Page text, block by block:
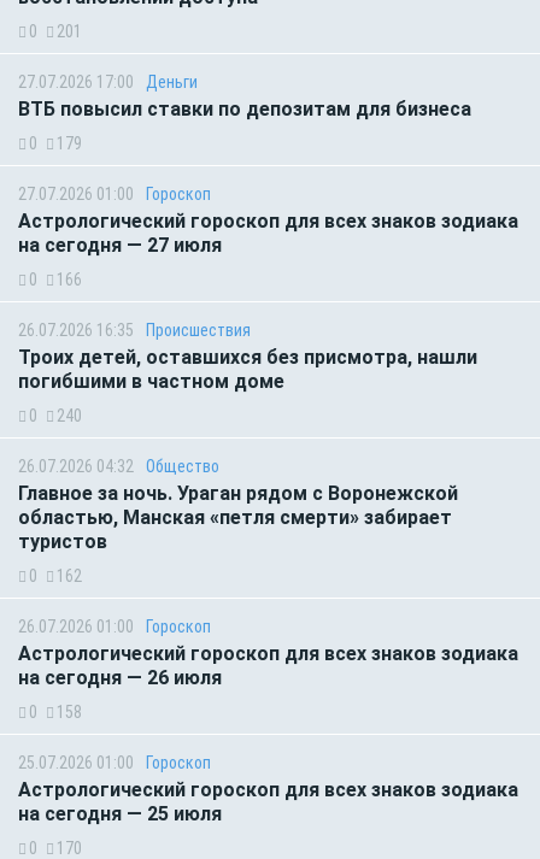
0 201
27.07.2026 17:00 Деньги
ВТБ повысил ставки по депозитам для бизнеса
0 179
27.07.2026 01:00 Гороскоп
Астрологический гороскоп для всех знаков зодиака
на сегодня — 27 июля
0 166
26.07.2026 16:35 Происшествия
Троих детей, оставшихся без присмотра, нашли
погибшими в частном доме
0 240
26.07.2026 04:32 Общество
Главное за ночь. Ураган рядом с Воронежской
областью, Манская «петля смерти» забирает
туристов
0 162
26.07.2026 01:00 Гороскоп
Астрологический гороскоп для всех знаков зодиака
на сегодня — 26 июля
0 158
25.07.2026 01:00 Гороскоп
Астрологический гороскоп для всех знаков зодиака
на сегодня — 25 июля
0 170